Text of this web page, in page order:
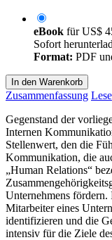
eBook fürUS$
Sofort
Format: PDF
In den Warenkorb
Zusammenfassung
Gegenstand der
Internen
Stellenwert, den die
Kommunikation, die
„Human Relations“
Unternehmens
Mitarbeiter eines
identifizieren und die
intensiv für die Ziele